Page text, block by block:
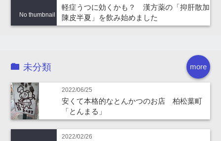
No thumbnail
軽症うつに効くかも？ 漢方薬の「抑肝散加
陳皮半夏」を飲み始めました
more
未分類
2022/06/25
安くて本格的なとんかつのお店 柏松葉町
「とんまる」
2022/02/26